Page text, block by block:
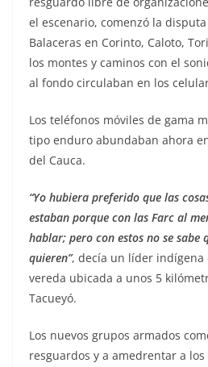
el escenario, comenzó la
Balaceras en Corinto, Caloto,
los montes y caminos con el
al fondo circulaban en los
Los teléfonos móviles de gama
tipo enduro abundaban ahora
del Cauca.
“Yo hubiera preferido que las
estaban porque con las Farc al
hablar; pero con estos no se sabe
quieren”, decía un líder indígena
vereda ubicada a unos 5
Tacueyó.
Los nuevos grupos armados
resguardos y a amedrentar a